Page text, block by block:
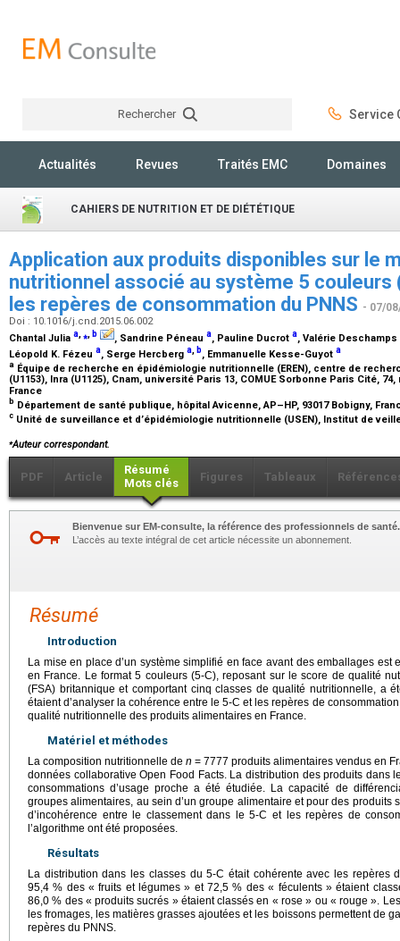
Rechercher Service
Actualités Revues Traités EMC Domaines
CAHIERS DE NUTRITION ET DE DIÉTÉTIQUE
Application aux produits disponibles sur le
nutritionnel associé au système 5 couleurs
les repères de consommation du PNNS - 07/
Doi : 10.1016/j.cnd.2015.06.002
Chantal Julia a,⁎, b , Sandrine Péneau a, Pauline Ducrot a, Valérie Deschamps
Léopold K. Fézeu a, Serge Hercberg a b, Emmanuelle Kesse-Guyot a
a Équipe de recherche en épidémiologie nutritionnelle (EREN), centre de
(U1153), Inra (U1125), Cnam, université Paris 13, COMUE Sorbonne Paris Cité,
France
b Département de santé publique, hôpital Avicenne, AP–HP, 93017 Bobigny,
c Unité de surveillance et d’épidémiologie nutritionnelle (USEN), Institut de
⁎Auteur correspondant.
PDF Article
Résumé
Mots clés
Figures Tableaux
Bienvenue sur EM-consulte, la référence des professionnels de santé.
L’accès au texte intégral de cet article nécessite un abonnement.
Résumé
Introduction
La mise en place d’un système simplifié en face avant des emballages est
en France. Le format 5 couleurs (5-C), reposant sur le score de qualité
(FSA) britannique et comportant cinq classes de qualité nutritionnelle, a
étaient d’analyser la cohérence entre le 5-C et les repères de
qualité nutritionnelle des produits alimentaires en France.
Matériel et méthodes
La composition nutritionnelle de n = 7777 produits alimentaires vendus en
données collaborative Open Food Facts. La distribution des produits dans
consommations d’usage proche a été étudiée. La capacité de
groupes alimentaires, au sein d’un groupe alimentaire et pour des produits
d’incohérence entre le classement dans le 5-C et les repères de
l’algorithme ont été proposées.
Résultats
La distribution dans les classes du 5-C était cohérente avec les repères
95,4 % des « fruits et légumes » et 72,5 % des « féculents » étaient
86,0 % des « produits sucrés » étaient classés en « rose » ou « rouge ».
les fromages, les matières grasses ajoutées et les boissons permettent de
repères du PNNS.